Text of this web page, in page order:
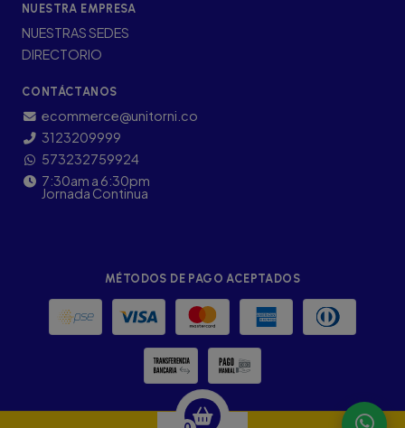
NUESTRA EMPRESA
NUESTRAS SEDES
DIRECTORIO
CONTÁCTANOS
ecommerce@unitorni.co
3123209999
573232759924
7:30am a 6:30pm
Jornada Continua
MÉTODOS DE PAGO ACEPTADOS